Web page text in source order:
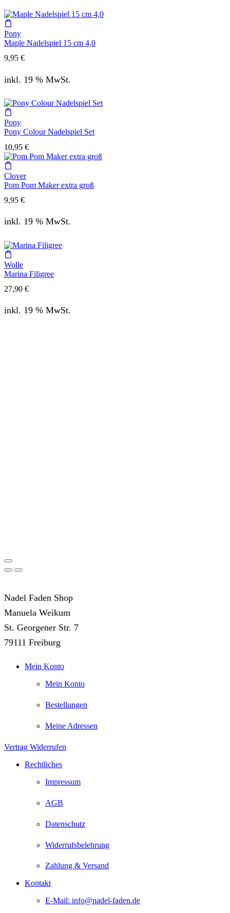
Pony
Maple Nadelspiel 15 cm 4,0
9,95 €
inkl. 19 % MwSt.
Pony
Pony Colour Nadelspiel Set
10,95 €
Clover
Pom Pom Maker extra groß
9,95 €
inkl. 19 % MwSt.
Wolle
Marina Filigree
27,90 €
inkl. 19 % MwSt.
Nadel Faden Shop
Manuela Weikum
St. Georgener Str. 7
79111 Freiburg
Mein Konto
Mein Konto
Bestellungen
Meine Adressen
Vertrag Widerrufen
Rechtliches
Impressum
AGB
Datenschutz
Widerrufsbelehrung
Zahlung & Versand
Kontakt
E-Mail: info@nadel-faden.de